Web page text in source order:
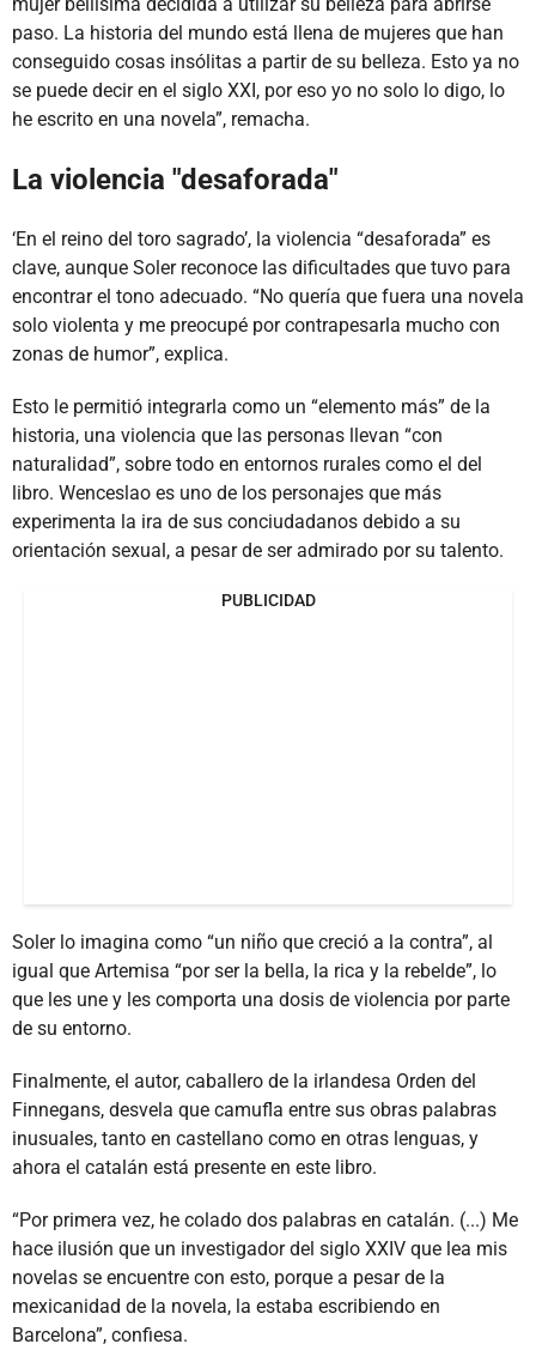
paso. La historia del mundo está llena de mujeres que han
conseguido cosas insólitas a partir de su belleza. Esto ya no
se puede decir en el siglo XXI, por eso yo no solo lo digo, lo
he escrito en una novela”, remacha.
La violencia "desaforada"
‘En el reino del toro sagrado’, la violencia “desaforada” es
clave, aunque Soler reconoce las dificultades que tuvo para
encontrar el tono adecuado. “No quería que fuera una novela
solo violenta y me preocupé por contrapesarla mucho con
zonas de humor”, explica.
Esto le permitió integrarla como un “elemento más” de la
historia, una violencia que las personas llevan “con
naturalidad”, sobre todo en entornos rurales como el del
libro. Wenceslao es uno de los personajes que más
experimenta la ira de sus conciudadanos debido a su
orientación sexual, a pesar de ser admirado por su talento.
PUBLICIDAD
Soler lo imagina como “un niño que creció a la contra”, al
igual que Artemisa “por ser la bella, la rica y la rebelde”, lo
que les une y les comporta una dosis de violencia por parte
de su entorno.
Finalmente, el autor, caballero de la irlandesa Orden del
Finnegans, desvela que camufla entre sus obras palabras
inusuales, tanto en castellano como en otras lenguas, y
ahora el catalán está presente en este libro.
“Por primera vez, he colado dos palabras en catalán. (...) Me
hace ilusión que un investigador del siglo XXIV que lea mis
novelas se encuentre con esto, porque a pesar de la
mexicanidad de la novela, la estaba escribiendo en
Barcelona”, confiesa.